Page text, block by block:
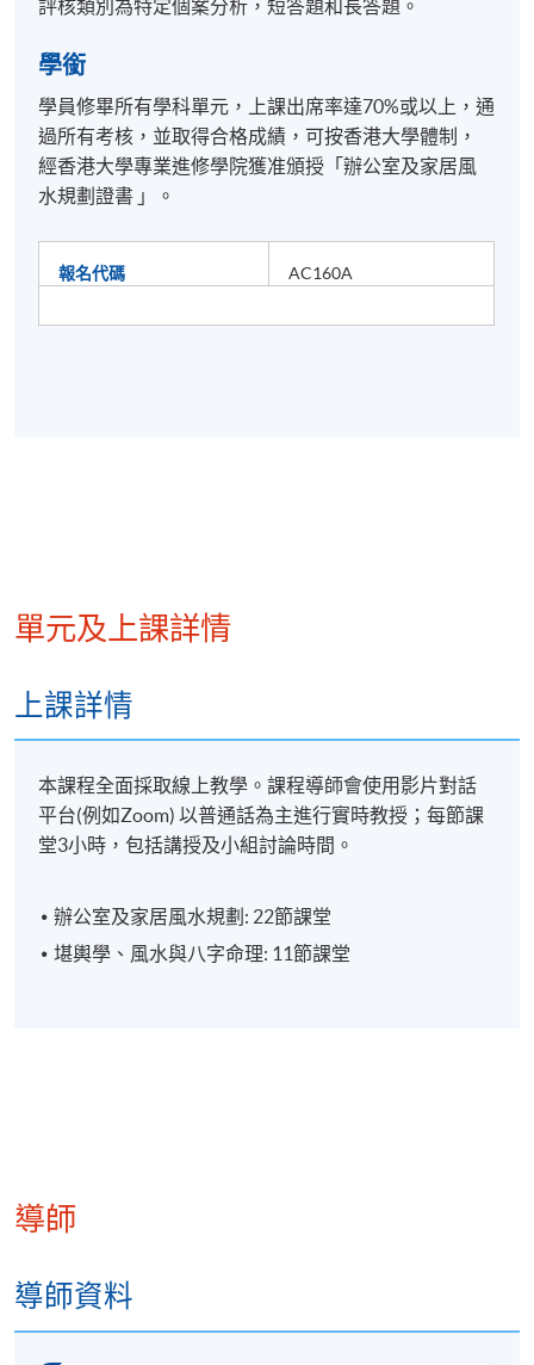
評核類別為特定個案分析，短答題和長答題。
學銜
學員修畢所有學科單元，上課出席率達70%或以上，通
過所有考核，並取得合格成績，可按香港大學體制，
經香港大學專業進修學院獲准頒授「辦公室及家居風
水規劃證書 」。
報名代碼 AC160A
單元及上課詳情
上課詳情
本課程全面採取線上教學。課程導師會使用影片對話
平台(例如Zoom) 以普通話為主進行實時教授；每節課
堂3小時，包括講授及小組討論時間。
辦公室及家居風水規劃: 22節課堂
堪輿學、風水與八字命理: 11節課堂
導師
導師資料